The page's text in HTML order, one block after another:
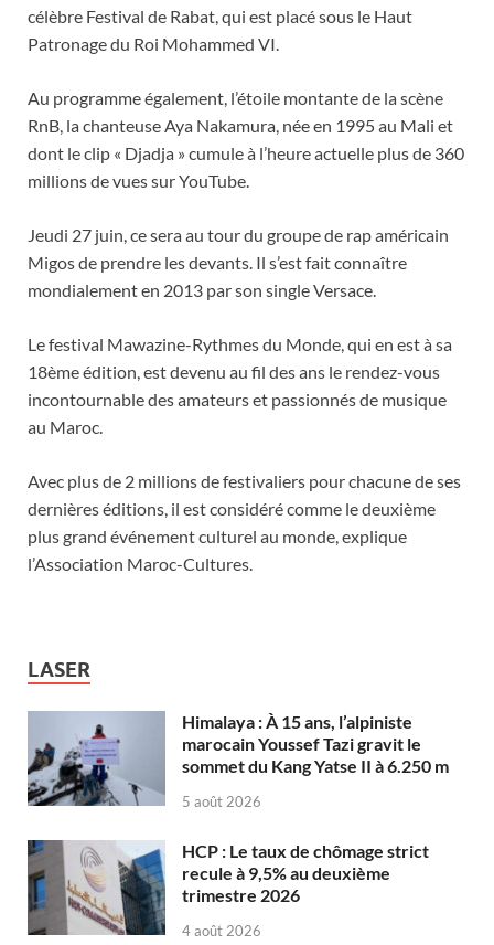
célèbre Festival de Rabat, qui est placé sous le Haut
Patronage du Roi Mohammed VI.
Au programme également, l’étoile montante de la scène
RnB, la chanteuse Aya Nakamura, née en 1995 au Mali et
dont le clip « Djadja » cumule à l’heure actuelle plus de 360
millions de vues sur YouTube.
Jeudi 27 juin, ce sera au tour du groupe de rap américain
Migos de prendre les devants. Il s’est fait connaître
mondialement en 2013 par son single Versace.
Le festival Mawazine-Rythmes du Monde, qui en est à sa
18ème édition, est devenu au fil des ans le rendez-vous
incontournable des amateurs et passionnés de musique
au Maroc.
Avec plus de 2 millions de festivaliers pour chacune de ses
dernières éditions, il est considéré comme le deuxième
plus grand événement culturel au monde, explique
l’Association Maroc-Cultures.
LASER
Himalaya : À 15 ans, l’alpiniste
marocain Youssef Tazi gravit le
sommet du Kang Yatse II à 6.250 m
5 août 2026
HCP : Le taux de chômage strict
recule à 9,5% au deuxième
trimestre 2026
4 août 2026